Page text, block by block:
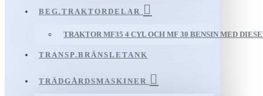
BEG.TRAKTORDELAR
TRAKTOR MF35 4 CYL OCH MF 30 BENSIN MED
TRANSP.BRÄNSLETANK
TRÄDGÅRDSMASKINER